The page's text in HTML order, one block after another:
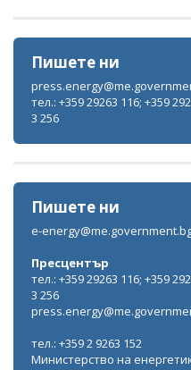
Пишете ни
тел.: +359 29263 116; +359
3 256
Пишете ни
e-
Пресцентър
тел.: +359 29263 116; +359
3 256
тел.: +359 2 9263 152
Министерство на